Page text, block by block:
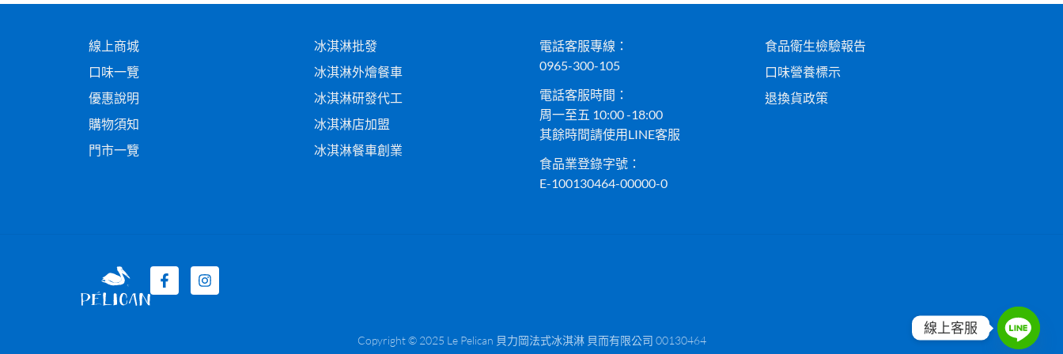
線上商城
口味一覽
優惠說明
購物須知
門市一覽
冰淇淋批發
冰淇淋外燴餐車
冰淇淋研發代工
冰淇淋店加盟
冰淇淋餐車創業
電話客服專線：
0965-300-105
電話客服時間：
周一至五 10:00 -18:00
其餘時間請使用LINE客服
食品業登錄字號：
E-100130464-00000-0
食品衛生檢驗報告
口味營養標示
退換貨政策
Copyright © 2025 Le Pelican 貝力岡法式冰淇淋 貝而有限公司 00130464
線上客服